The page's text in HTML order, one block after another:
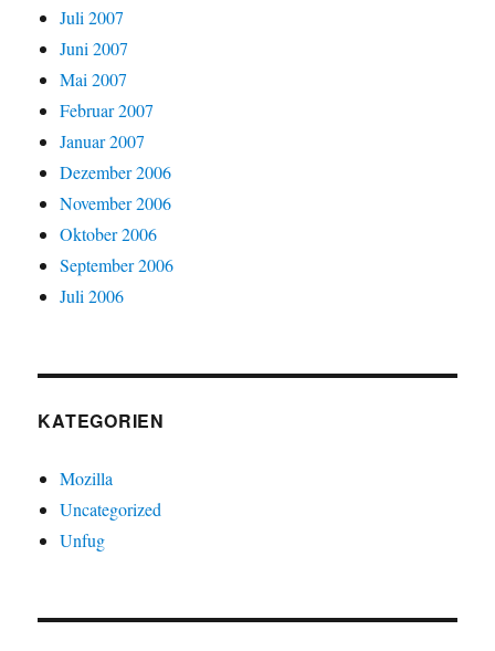
Juli 2007
Juni 2007
Mai 2007
Februar 2007
Januar 2007
Dezember 2006
November 2006
Oktober 2006
September 2006
Juli 2006
KATEGORIEN
Mozilla
Uncategorized
Unfug